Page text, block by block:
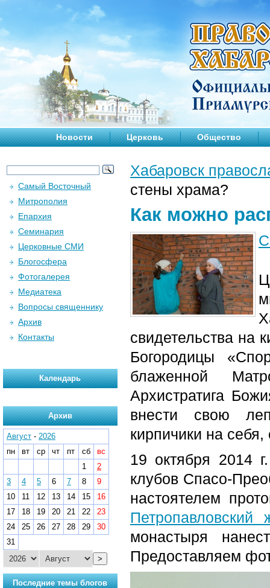
Новости Церковь Общество
Хабаровск
стены храма?
Как можно
свидетельства на
Богородицы
блаженной
Архистратига
внести свою
кирпичики на
19 октября 2014
клубов Спасо-
настоятелем
Петропавловский
монастыря
Предоставляем
Самый Восточный
Митрополия
Епархия
Семинария
Церковные СМИ
Блогосфера
Фотогалерея
Медиатека
Вопросы священнику
Архив
Контакты
Календарь
Архив
Август - 2026
пн
вт ср чт пт сб
вс
1
2
3
4 5 6 7 8
9
10
11 12 13 14 15
16
17
18 19 20 21 22
23
24
25 26 27 28 29
30
31
>
Последние темы блогов